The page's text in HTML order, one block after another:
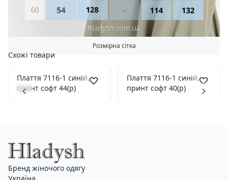
Розмірна сітка
Схожі товари
Плаття 7116-1 синій,
принт софт 44(р)
Плаття 7116-1 синій,
принт софт 40(р)
Бренд жіночого одягу